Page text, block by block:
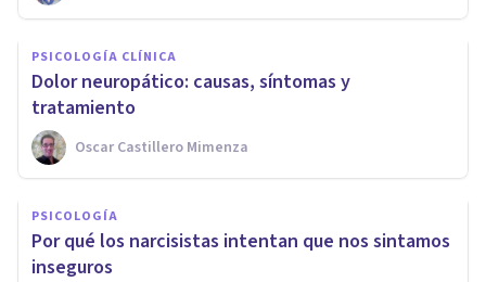
PSICOLOGÍA CLÍNICA
​Dolor neuropático: causas, síntomas y
tratamiento
Oscar Castillero Mimenza
PSICOLOGÍA
Por qué los narcisistas intentan que nos sintamos
inseguros